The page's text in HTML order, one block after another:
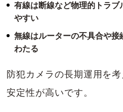
有線は断線など物理的トラブ
やすい
無線はルーターの不具合や接
わたる
防犯カメラの長期運用を
安定性が高いです。